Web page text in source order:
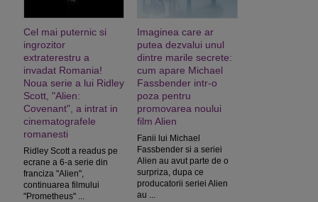
Cel mai puternic si
ingrozitor
extraterestru a
invadat Romania!
Noua serie a lui Ridley
Scott, "Alien:
Covenant", a intrat in
cinematografele
romanesti
Ridley Scott a readus pe
ecrane a 6-a serie din
franciza "Alien",
continuarea filmului
"Prometheus" ...
Imaginea care ar
putea dezvalui unul
dintre marile secrete:
cum apare Michael
Fassbender intr-o
poza pentru
promovarea noului
film Alien
Fanii lui Michael
Fassbender si a seriei
Alien au avut parte de o
surpriza, dupa ce
producatorii seriei Alien
au ...